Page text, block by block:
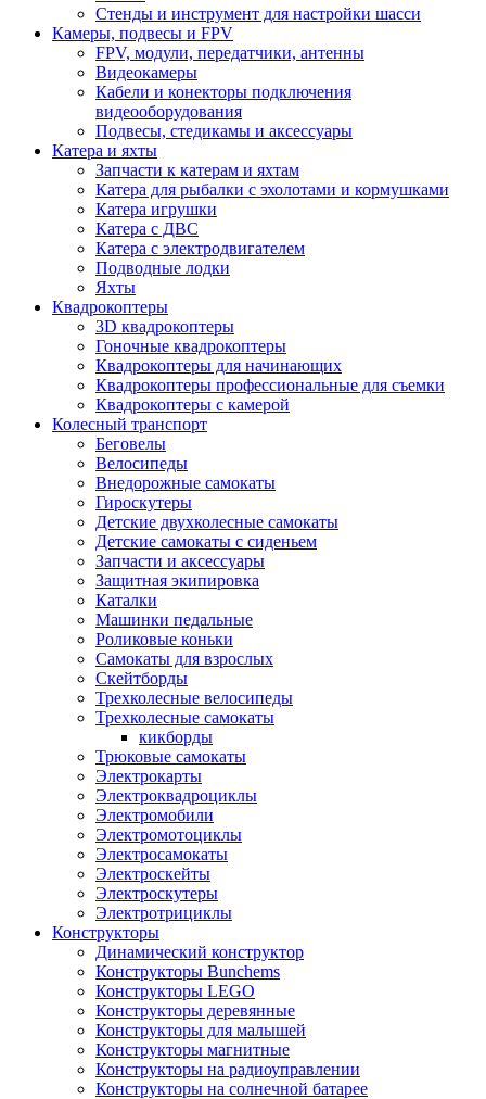
Стенды и инструмент для настройки шасси
Камеры, подвесы и FPV
FPV, модули, передатчики, антенны
Видеокамеры
Кабели и конекторы подключения
видеооборудования
Подвесы, стедикамы и аксессуары
Катера и яхты
Запчасти к катерам и яхтам
Катера для рыбалки с эхолотами и кормушками
Катера игрушки
Катера с ДВС
Катера с электродвигателем
Подводные лодки
Яхты
Квадрокоптеры
3D квадрокоптеры
Гоночные квадрокоптеры
Квадрокоптеры для начинающих
Квадрокоптеры профессиональные для съемки
Квадрокоптеры с камерой
Колесный транспорт
Беговелы
Велосипеды
Внедорожные самокаты
Гироскутеры
Детские двухколесные самокаты
Детские самокаты с сиденьем
Запчасти и аксессуары
Защитная экипировка
Каталки
Машинки педальные
Роликовые коньки
Самокаты для взрослых
Скейтборды
Трехколесные велосипеды
Трехколесные самокаты
кикборды
Трюковые самокаты
Электрокарты
Электроквадроциклы
Электромобили
Электромотоциклы
Электросамокаты
Электроскейты
Электроскутеры
Электротрициклы
Конструкторы
Динамический конструктор
Конструкторы Bunchems
Конструкторы LEGO
Конструкторы деревянные
Конструкторы для малышей
Конструкторы магнитные
Конструкторы на радиоуправлении
Конструкторы на солнечной батарее